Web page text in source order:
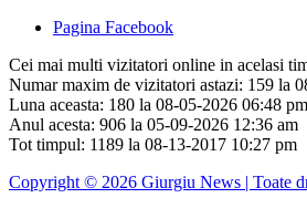
Pagina Facebook
Cei mai multi vizitatori online in acelasi
Numar maxim de vizitatori astazi: 159 la
Luna aceasta: 180 la 08-05-2026 06:48 pm
Anul acesta: 906 la 05-09-2026 12:36 am
Tot timpul: 1189 la 08-13-2017 10:27 pm
Copyright © 2026 Giurgiu News | Toate